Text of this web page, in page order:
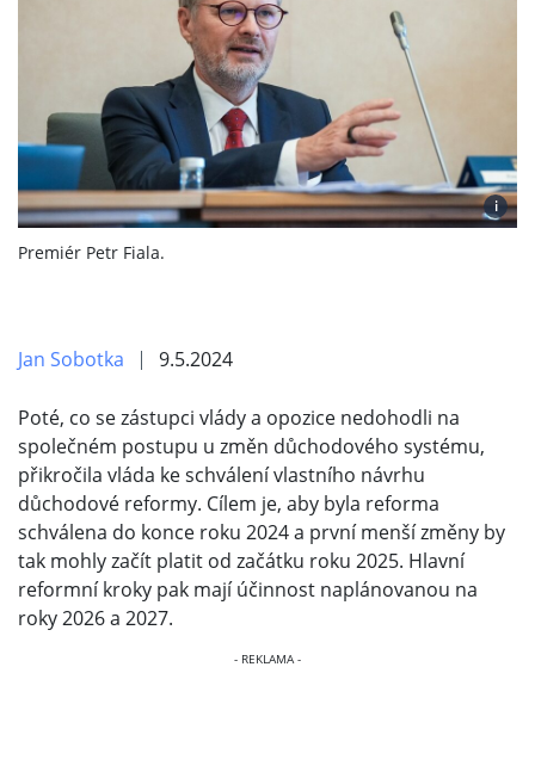
i
Premiér Petr Fiala.
Jan Sobotka 9.5.2024
Poté, co se zástupci vlády a opozice nedohodli na
společném postupu u změn důchodového systému,
přikročila vláda ke schválení vlastního návrhu
důchodové reformy. Cílem je, aby byla reforma
schválena do konce roku 2024 a první menší změny by
tak mohly začít platit od začátku roku 2025. Hlavní
reformní kroky pak mají účinnost naplánovanou na
roky 2026 a 2027.